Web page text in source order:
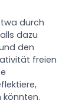
durch
dazu
den
freien
könnten.